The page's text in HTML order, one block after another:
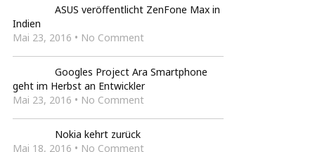
ASUS veröffentlicht ZenFone Max in
Indien
Mai 23, 2016 • No Comment
Googles Project Ara Smartphone
geht im Herbst an Entwickler
Mai 23, 2016 • No Comment
Nokia kehrt zurück
Mai 18, 2016 • No Comment